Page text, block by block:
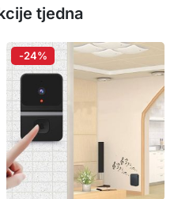
tjedna
-24%